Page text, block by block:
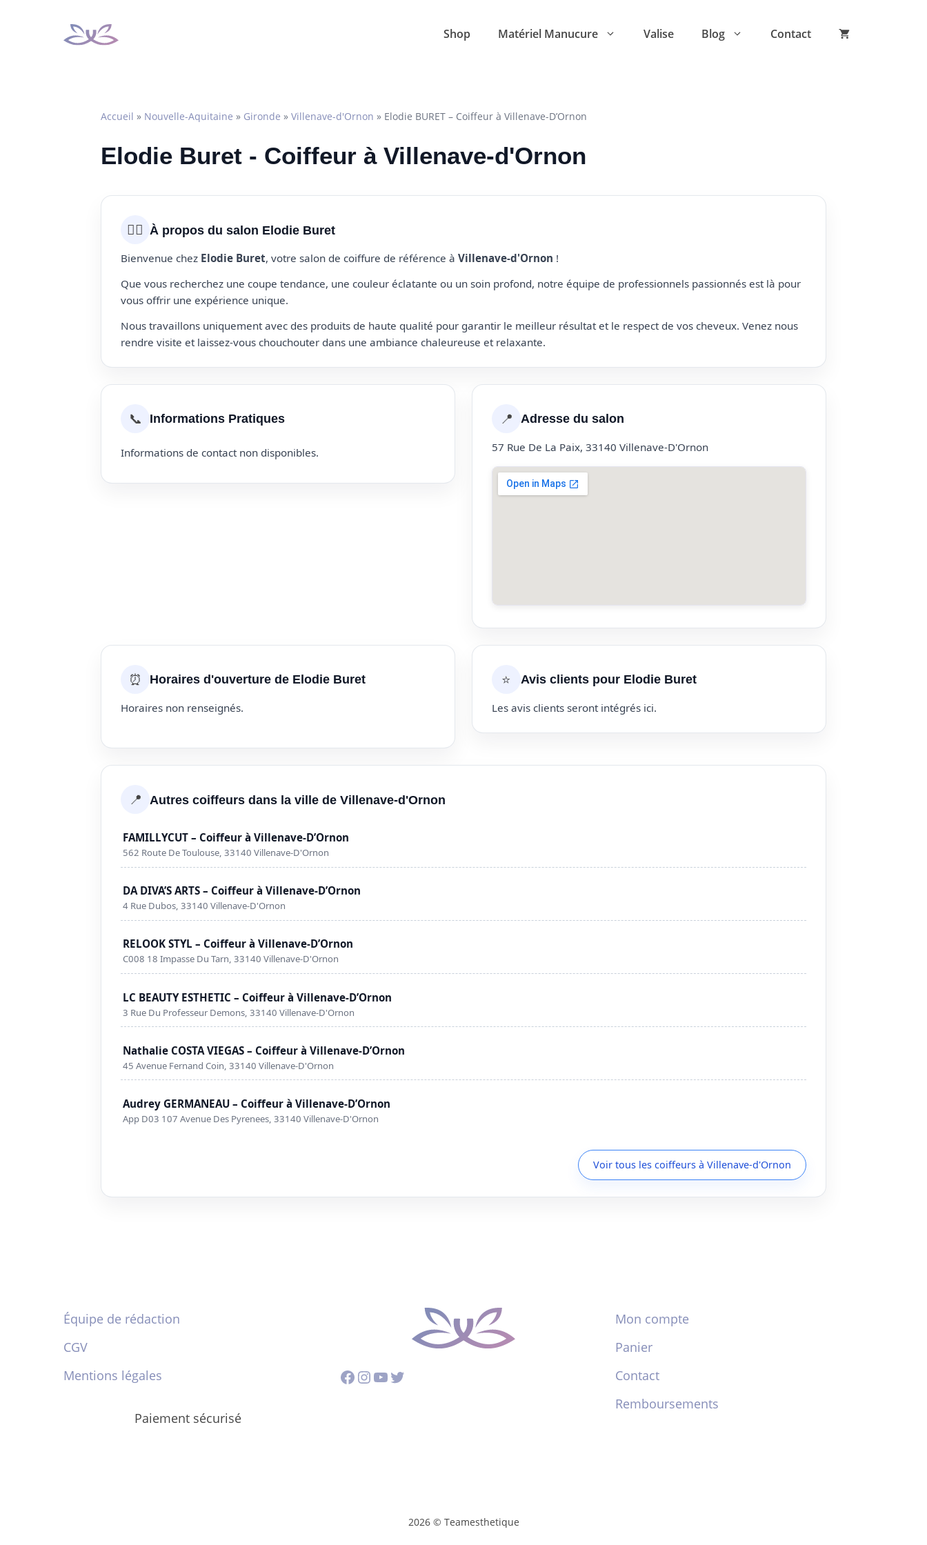
Shop Matériel Manucure Valise Blog Contact
Accueil » Nouvelle-Aquitaine » Gironde » Villenave-d'Ornon » Elodie BURET – Coiffeur à Villenave-D’Ornon
Elodie Buret - Coiffeur à Villenave-d'Ornon
💇‍♀️ À propos du salon Elodie Buret
Bienvenue chez Elodie Buret, votre salon de coiffure de référence à Villenave-d'Ornon !
Que vous recherchez une coupe tendance, une couleur éclatante ou un soin profond, notre équipe de professionnels passionnés est là pour
vous offrir une expérience unique.
Nous travaillons uniquement avec des produits de haute qualité pour garantir le meilleur résultat et le respect de vos cheveux. Venez nous
rendre visite et laissez-vous chouchouter dans une ambiance chaleureuse et relaxante.
📞 Informations Pratiques
Informations de contact non disponibles.
📍 Adresse du salon
57 Rue De La Paix, 33140 Villenave-D'Ornon
⏰ Horaires d'ouverture de Elodie Buret
Horaires non renseignés.
⭐ Avis clients pour Elodie Buret
Les avis clients seront intégrés ici.
📍 Autres coiffeurs dans la ville de Villenave-d'Ornon
FAMILLYCUT – Coiffeur à Villenave-D’Ornon
562 Route De Toulouse, 33140 Villenave-D'Ornon
DA DIVA’S ARTS – Coiffeur à Villenave-D’Ornon
4 Rue Dubos, 33140 Villenave-D'Ornon
RELOOK STYL – Coiffeur à Villenave-D’Ornon
C008 18 Impasse Du Tarn, 33140 Villenave-D'Ornon
LC BEAUTY ESTHETIC – Coiffeur à Villenave-D’Ornon
3 Rue Du Professeur Demons, 33140 Villenave-D'Ornon
Nathalie COSTA VIEGAS – Coiffeur à Villenave-D’Ornon
45 Avenue Fernand Coin, 33140 Villenave-D'Ornon
Audrey GERMANEAU – Coiffeur à Villenave-D’Ornon
App D03 107 Avenue Des Pyrenees, 33140 Villenave-D'Ornon
Voir tous les coiffeurs à Villenave-d'Ornon
Équipe de rédaction
CGV
Mentions légales
Paiement sécurisé
Facebook
Instagram
YouTube
Twitter
Mon compte
Panier
Contact
Remboursements
2026 © Teamesthetique